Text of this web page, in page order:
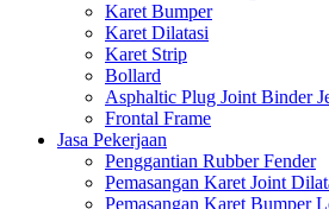
Karet Bumper
Karet Dilatasi
Karet Strip
Bollard
Asphaltic Plug Joint Binder
Frontal Frame
Jasa Pekerjaan
Penggantian Rubber Fender
Pemasangan Karet Joint
Pemasangan Karet Bumper